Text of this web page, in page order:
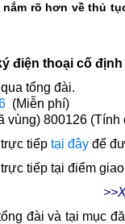
rõ hơn về thủ
điện thoại cố
tổng đài.
(Miễn phí)
vùng) 800126
tiếp tại đây để
tiếp tại điểm
đài và tại mục